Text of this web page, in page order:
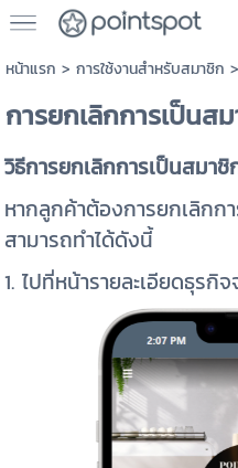
หน้าแรก > การใช้งานสำหรับสมาชิก >
การยกเลิกการเป็นส
วิธีการยกเลิกการเป็นสมาชิ
หากลูกค้าต้องการยกเลิกก
สามารถทำได้ดังนี้
1.ไปที่หน้ารายละเอียดธุร